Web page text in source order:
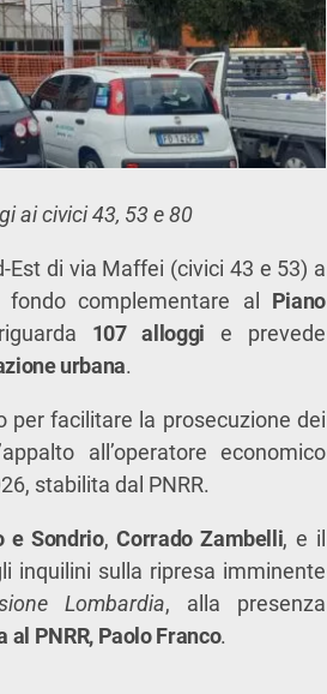
ai civici 43, 53 e 80
Est di via Maffei (civici 43 e 53) a
complementare al Piano
107 alloggi e prevede
urbana.
per facilitare la prosecuzione dei
all’operatore economico
stabilita dal PNRR.
e Sondrio,Corrado Zambelli, e il
inquilini sulla ripresa imminente
Lombardia, alla presenza
PNRR, Paolo Franco.